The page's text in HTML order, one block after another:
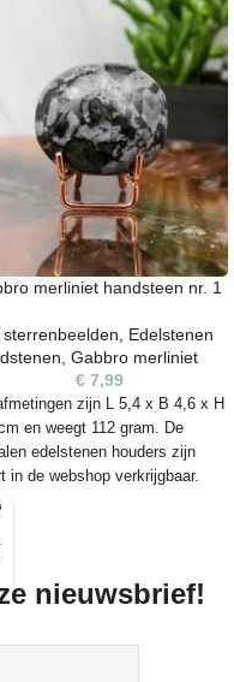
merliniet handsteen nr. 1
sterrenbeelden
Edelstenen
Gabbro merliniet
€ 7,99
zijn L 5,4 x B 4,6 x H
en weegt 112 gram. De
edelstenen houders zijn
in de webshop verkrijgbaar.
maat is maat
product-
en kunnen daarom
nieuwsbrief!